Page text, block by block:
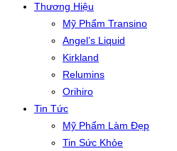
Thương Hiệu
Mỹ Phẩm Transino
Angel’s Liquid
Kirkland
Relumins
Orihiro
Tin Tức
Mỹ Phẩm Làm Đẹp
Tin Sức Khỏe